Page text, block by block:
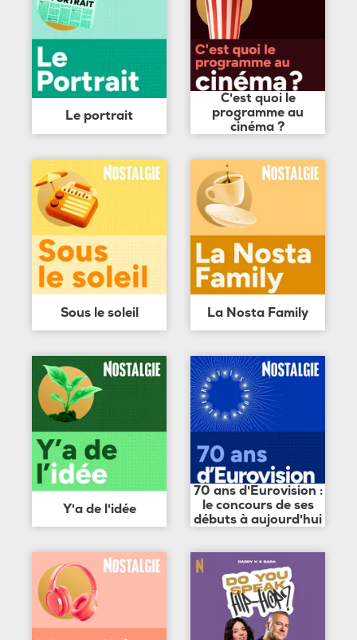
Le portrait
C'est quoi le
programme au
cinéma ?
Sous le soleil La Nosta Family
Y'a de l'idée
70 ans d'Eurovision :
le concours de ses
débuts à aujourd'hui